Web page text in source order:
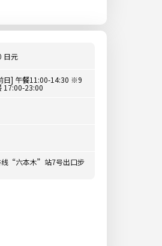
日元
日] 午餐11:00-14:30 ※9
17:00-23:00
线“六本木”站7号出口步